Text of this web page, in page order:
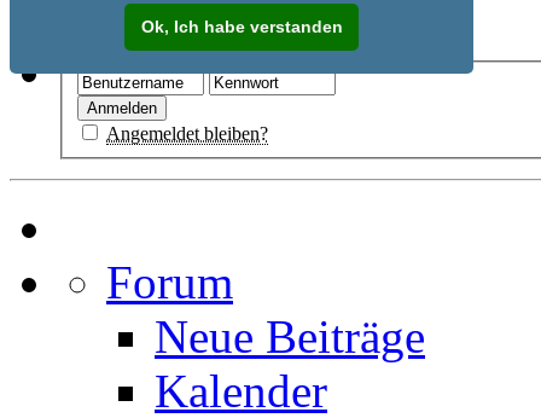
Ok, Ich habe verstanden
Registrieren
Angemeldet bleiben?
Forum
Neue Beiträge
Kalender